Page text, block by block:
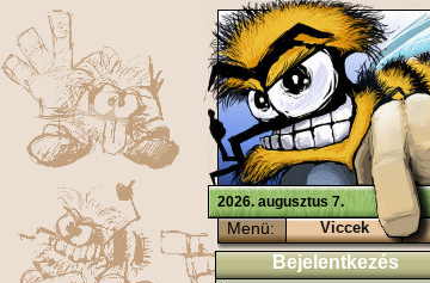
2026. augusztus 7.
Menü: Viccek
Bejelentkezés